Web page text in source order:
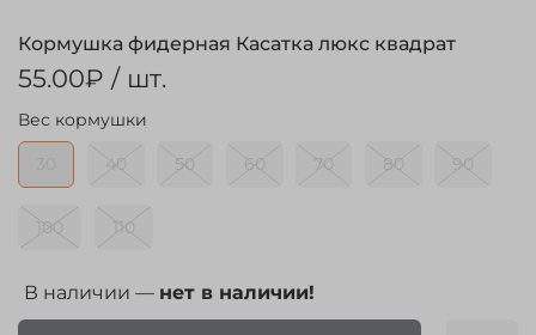
Кормушка фидерная Касатка люкс квадрат
55.00₽ / шт.
В наличии — нет в наличии!
Вес кормушки
40 50 60 70 80 90
100 110